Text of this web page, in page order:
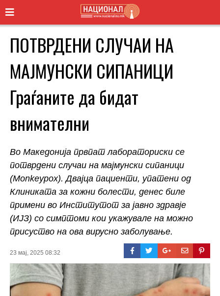
ПОТВРДЕНИ СЛУЧАИ НА
МАЈМУНСКИ СИПАНИЦИ
Граѓаните да бидат
внимателни
Во Македонија првпат лабораториски се
потврдени случаи на мајмунски сипаници
(Monkeypox). Двајца пациенти, упатени од
Клиниката за кожни болести, денес биле
примени во Институтот за јавно здравје
(ИЈЗ) со симптоми кои укажувале на можно
присуство на ова вирусно заболување.
23 мај, 2025 08:32